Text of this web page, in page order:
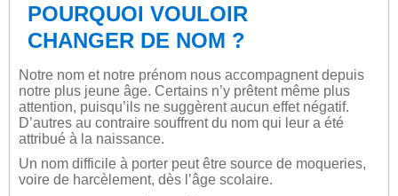
POURQUOI VOULOIR
CHANGER DE NOM ?
Notre nom et notre prénom nous accompagnent depuis
notre plus jeune âge. Certains n’y prêtent même plus
attention, puisqu’ils ne suggèrent aucun effet négatif.
D’autres au contraire souffrent du nom qui leur a été
attribué à la naissance.
Un nom difficile à porter peut être source de moqueries,
voire de harcèlement, dès l’âge scolaire.